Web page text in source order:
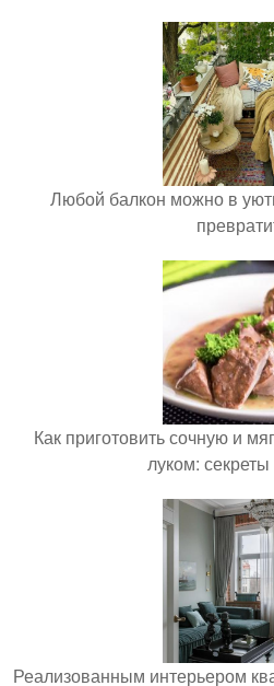
Любой балкон можно в
Как приготовить сочную и
луком:
Реализованным интерьером